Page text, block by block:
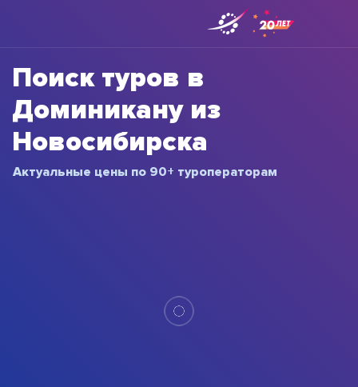
Поиск туров в
Доминикану из
Новосибирска
Актуальные цены